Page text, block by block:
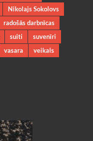
Nikolajs Sokolovs
radošās darbnīcas
suiti
suvenīri
vasara
veikals